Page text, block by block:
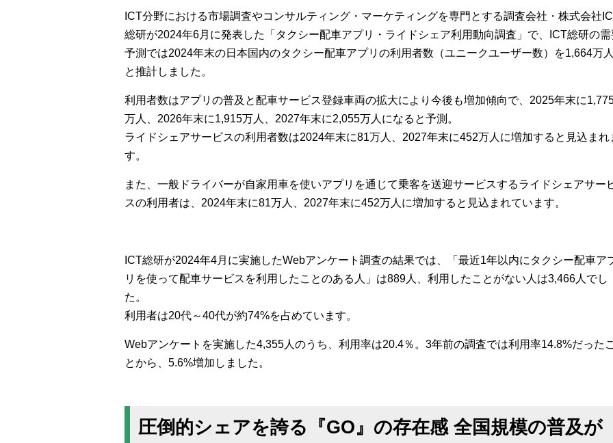
ICT分野における市場調査やコンサルティング・マーケティングを専門とする調査会社・株式会社
総研が2024年6月に発表した「タクシー配車アプリ・ライドシェア利用動向調査」で、ICT総研の需
予測では2024年末の日本国内のタクシー配車アプリの利用者数（ユニークユーザー数）を1,664万
と推計しました。
利用者数はアプリの普及と配車サービス登録車両の拡大により今後も増加傾向で、2025年末に
万人、2026年末に1,915万人、2027年末に2,055万人になると予測。
ライドシェアサービスの利用者数は2024年末に81万人、2027年末に452万人に増加すると見込まれ
す。
また、一般ドライバーが自家用車を使いアプリを通じて乗客を送迎サービスするライドシェアサー
スの利用者は、2024年末に81万人、2027年末に452万人に増加すると見込まれています。
ICT総研が2024年4月に実施したWebアンケート調査の結果では、「最近1年以内にタクシー配車ア
リを使って配車サービスを利用したことのある人」は889人、利用したことがない人は3,466人でし
た。
利用者は20代～40代が約74%を占めています。
Webアンケートを実施した4,355人のうち、利用率は20.4％。3年前の調査では利用率14.8%だった
とから、5.6%増加しました。
圧倒的シェアを誇る『GO』の存在感 全国規模の普及が